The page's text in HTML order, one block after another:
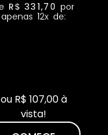
R$ 331,70 por
apenas 12x de:
ou R$ 107,00 à
vista!